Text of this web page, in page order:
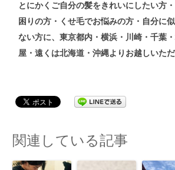
とにかくご自分の髪をきれいにしたい方
困りの方・くせ毛でお悩みの方・自分に
ない方に、東京都内・横浜・川崎・千葉
屋・遠くは北海道・沖縄よりお越しいただ
関連している記事